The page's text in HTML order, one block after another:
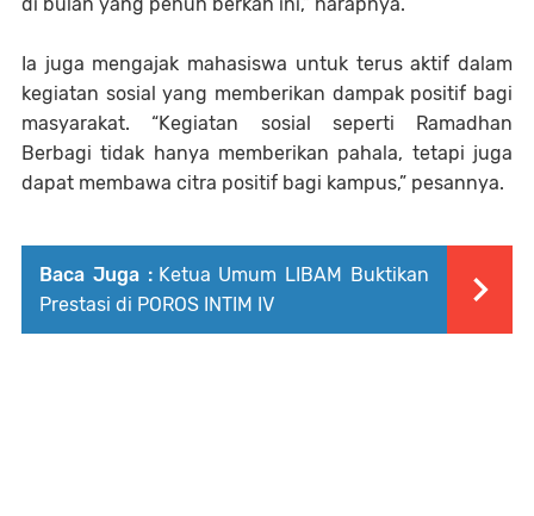
Ia juga mengajak mahasiswa untuk terus aktif dalam
kegiatan sosial yang memberikan dampak positif bagi
masyarakat. “Kegiatan sosial seperti Ramadhan
Berbagi tidak hanya memberikan pahala, tetapi juga
dapat membawa citra positif bagi kampus,” pesannya.
Baca Juga : Ketua Umum LIBAM Buktikan
Prestasi di POROS INTIM IV